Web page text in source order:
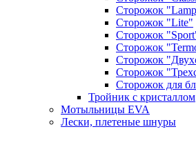
Сторожок
Сторожок "Lite"
Сторожок
Сторожок
Сторожок
Сторожок
Сторожок для
Тройник с кристаллом
Мотыльницы EVA
Лески, плетеные шнуры